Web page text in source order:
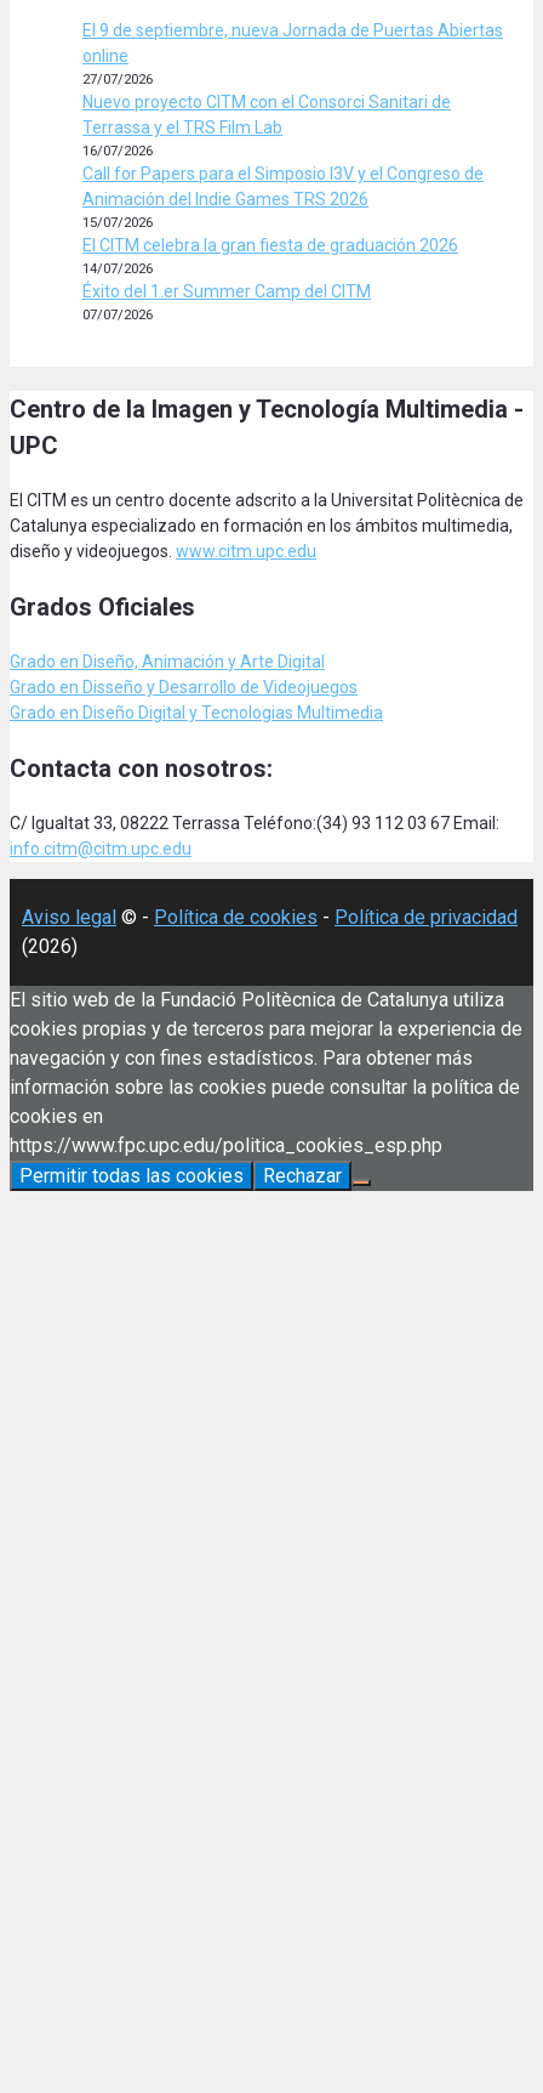
El 9 de septiembre, nueva Jornada de Puertas Abiertas
online
27/07/2026
Nuevo proyecto CITM con el Consorci Sanitari de
Terrassa y el TRS Film Lab
16/07/2026
Call for Papers para el Simposio I3V y el Congreso de
Animación del Indie Games TRS 2026
15/07/2026
El CITM celebra la gran fiesta de graduación 2026
14/07/2026
Éxito del 1.er Summer Camp del CITM
07/07/2026
Centro de la Imagen y Tecnología Multimedia -
UPC
El CITM es un centro docente adscrito a la Universitat Politècnica de
Catalunya especializado en formación en los ámbitos multimedia,
diseño y videojuegos. www.citm.upc.edu
Grados Oficiales
Grado en Diseño, Animación y Arte Digital
Grado en Disseño y Desarrollo de Videojuegos
Grado en Diseño Digital y Tecnologias Multimedia
Contacta con nosotros:
C/ Igualtat 33, 08222 Terrassa Teléfono:(34) 93 112 03 67 Email:
info.citm@citm.upc.edu
Aviso legal © - Política de cookies - Política de privacidad
(2026)
El sitio web de la Fundació Politècnica de Catalunya utiliza
cookies propias y de terceros para mejorar la experiencia de
navegación y con fines estadísticos. Para obtener más
información sobre las cookies puede consultar la política de
cookies en
https://www.fpc.upc.edu/politica_cookies_esp.php
Permitir todas las cookies
Rechazar